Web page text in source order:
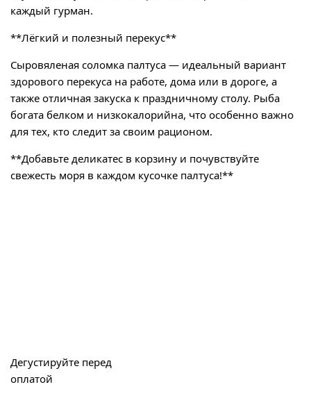
каждый гурман.
**Лёгкий и полезный перекус**
Сыровяленая соломка палтуса — идеальный вариант
здорового перекуса на работе, дома или в дороге, а
также отличная закуска к праздничному столу. Рыба
богата белком и низкокалорийна, что особенно важно
для тех, кто следит за своим рационом.
**Добавьте деликатес в корзину и почувствуйте
свежесть моря в каждом кусочке палтуса!**
Дегустируйте перед
оплатой